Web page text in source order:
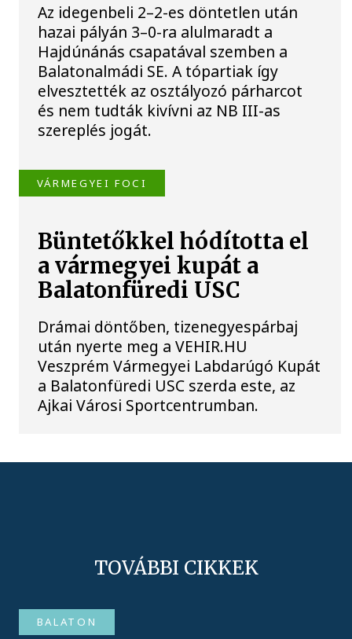
Az idegenbeli 2–2-es döntetlen után
hazai pályán 3–0-ra alulmaradt a
Hajdúnánás csapatával szemben a
Balatonalmádi SE. A tópartiak így
elvesztették az osztályozó párharcot
és nem tudták kivívni az NB III-as
szereplés jogát.
VÁRMEGYEI FOCI
Büntetőkkel hódította el
a vármegyei kupát a
Balatonfüredi USC
Drámai döntőben, tizenegyespárbaj
után nyerte meg a VEHIR.HU
Veszprém Vármegyei Labdarúgó Kupát
a Balatonfüredi USC szerda este, az
Ajkai Városi Sportcentrumban.
TOVÁBBI CIKKEK
BALATON